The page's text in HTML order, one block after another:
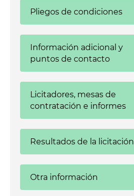
Pliegos de condiciones
Información adicional y
puntos de contacto
Licitadores, mesas de
contratación e informes
Resultados de la licitación
Otra información